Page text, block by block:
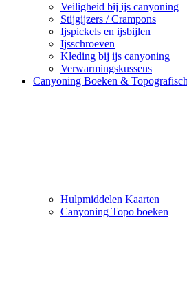
Veiligheid bij ijs canyoning
Stijgijzers / Crampons
Ijspickels en ijsbijlen
Ijsschroeven
Kleding bij ijs canyoning
Verwarmingskussens
Canyoning Boeken &
Hulpmiddelen Kaarten
Canyoning Topo boeken